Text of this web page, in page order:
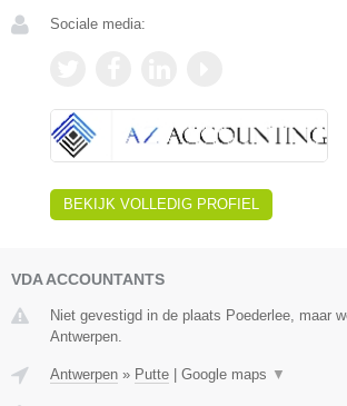
Sociale media:
BEKIJK VOLLEDIG PROFIEL
VDA ACCOUNTANTS
Niet gevestigd in de plaats Poederlee, maar
Antwerpen.
Antwerpen » Putte Google maps ▼